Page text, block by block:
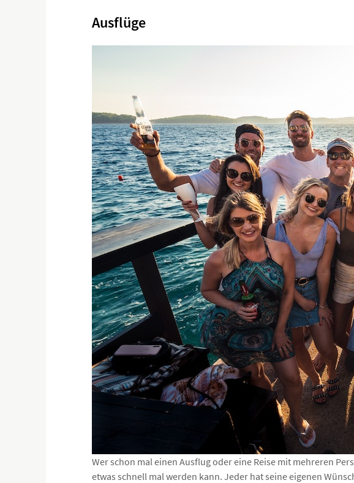
Ausflüge
Wer schon mal einen Ausflug oder eine Reise mit mehreren
etwas schnell mal werden kann. Jeder hat seine eigenen